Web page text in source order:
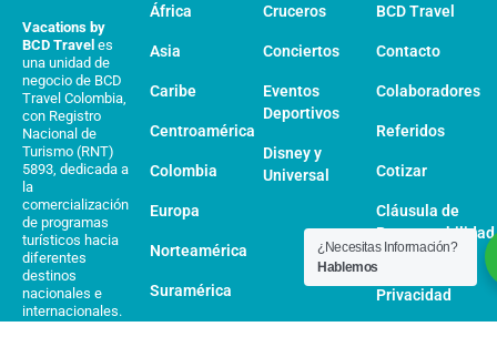
Vacations by
BCD Travel es
una unidad de
negocio de BCD
Travel Colombia,
con Registro
Nacional de
Turismo (RNT)
5893, dedicada a
la
comercialización
de programas
turísticos hacia
diferentes
destinos
nacionales e
internacionales.
África
Asia
Caribe
Centroamérica
Colombia
Europa
Norteamérica
Suramérica
Cruceros
Conciertos
Eventos
Deportivos
Disney y
Universal
BCD Travel
Contacto
Colaboradores
Referidos
Cotizar
Cláusula de
Responsabilidad
Política de
Privacidad
¿Necesitas Información?
Hablemos